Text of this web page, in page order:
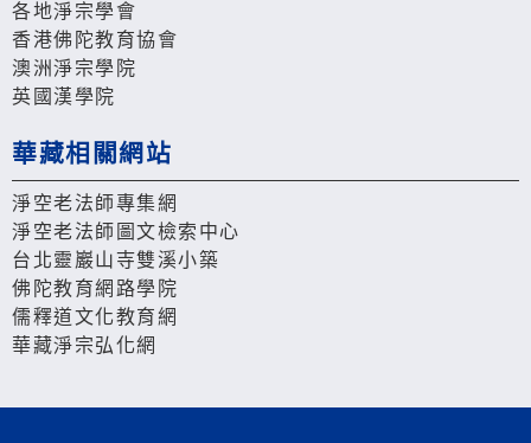
各地淨宗學會
香港佛陀教育協會
澳洲淨宗學院
英國漢學院
華藏相關網站
淨空老法師專集網
淨空老法師圖文檢索中心
台北靈巖山寺雙溪小築
佛陀教育網路學院
儒釋道文化教育網
華藏淨宗弘化網